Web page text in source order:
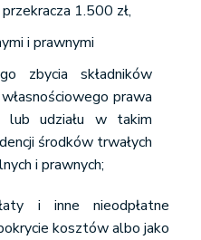
1.500 zł,
i prawnymi
zbycia składników
prawa
udziału w takim
środków trwałych
i prawnych;
i inne nieodpłatne
kosztów albo jako